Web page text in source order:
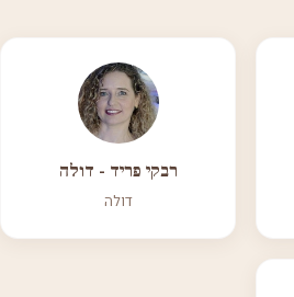
רבקי פריד - דולה
דולה